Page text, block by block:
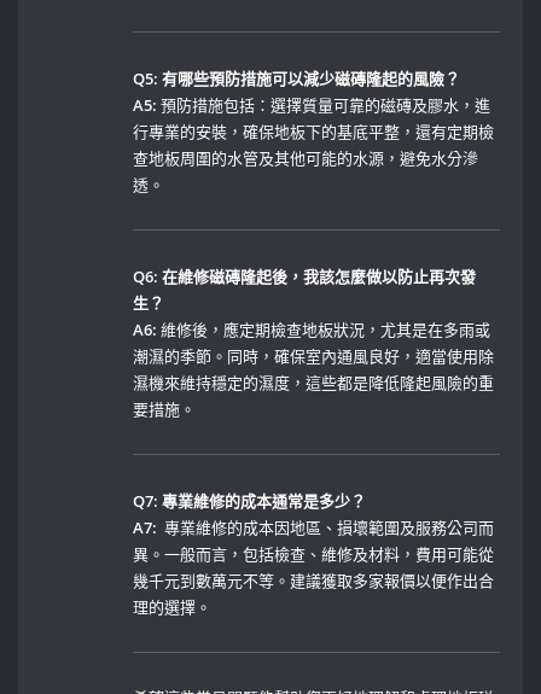
Q5: 有哪些預防措施可以減少磁磚隆起的風險？
A5: 預防措施包括：選擇質量可靠的磁磚及膠水，進
行專業的安裝，確保地板下的基底平整，還有定期檢
查地板周圍的水管及其他可能的水源，避免水分滲
透。
Q6: 在維修磁磚隆起後，我該怎麼做以防止再次發
生？
A6: 維修後，應定期檢查地板狀況，尤其是在多雨或
潮濕的季節。同時，確保室內通風良好，適當使用除
濕機來維持穩定的濕度，這些都是降低隆起風險的重
要措施。
Q7: ⁤專業維修的成本通常是多少？
A7: ⁤ 專業維修的成本因地區、損壞範圍及服務公司而
異。一般而言，包括檢查、維修及材料，費用可能從
幾千元到數萬元不等。建議獲取多家報價以便作出合
理的選擇。